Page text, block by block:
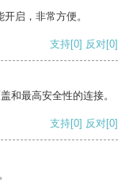
启，非常方便。
支持[0] 反对[0]
和最高安全性的连接。
支持[0] 反对[0]